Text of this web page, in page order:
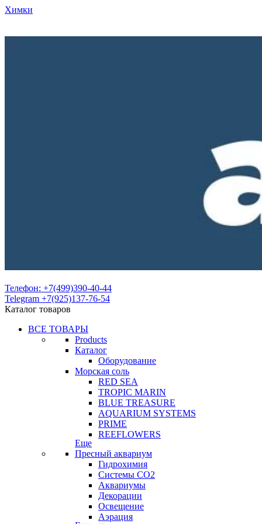
Химки
Телефон: +7(499)390-40-44
Telegram +7(925)137-76-54
Каталог товаров
ВСЕ ТОВАРЫ
Products
Каталог
Оборудование
Морская соль
RED SEA
TROPIC MARIN
BLUE TREASURE
AQUARIUM SYSTEMS
PRIME
REEFLOWERS
Еще
Пресный аквариум
Гидрохимия
Системы СО2
Аквариумы
Декорации
Освещение
Аэрация